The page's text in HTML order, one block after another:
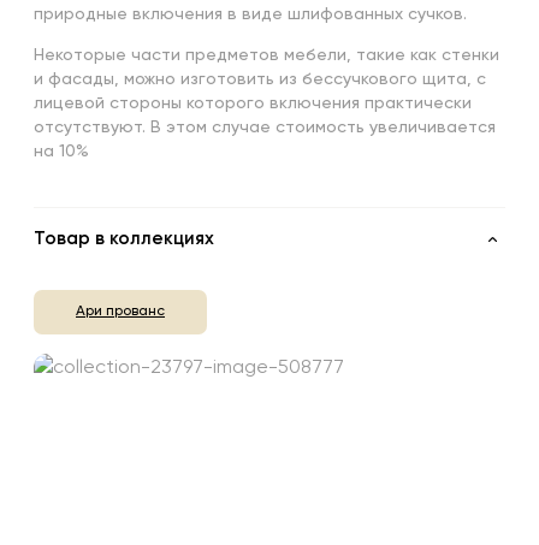
природные включения в виде шлифованных сучков.
Некоторые части предметов мебели, такие как стенки
и фасады, можно изготовить из бессучкового щита, с
лицевой стороны которого включения практически
отсутствуют. В этом случае стоимость увеличивается
на 10%
Товар в коллекциях
Ари прованс